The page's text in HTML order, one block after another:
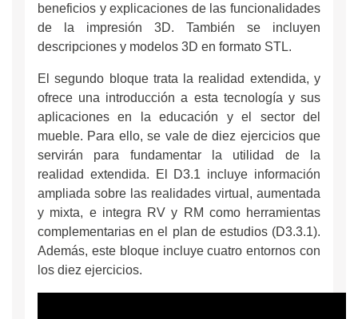
beneficios y explicaciones de las funcionalidades
de la impresión 3D. También se incluyen
descripciones y modelos 3D en formato STL.
El segundo bloque trata la realidad extendida, y
ofrece una introducción a esta tecnología y sus
aplicaciones en la educación y el sector del
mueble. Para ello, se vale de diez ejercicios que
servirán para fundamentar la utilidad de la
realidad extendida. El D3.1 incluye información
ampliada sobre las realidades virtual, aumentada
y mixta, e integra RV y RM como herramientas
complementarias en el plan de estudios (D3.3.1).
Además, este bloque incluye cuatro entornos con
los diez ejercicios.